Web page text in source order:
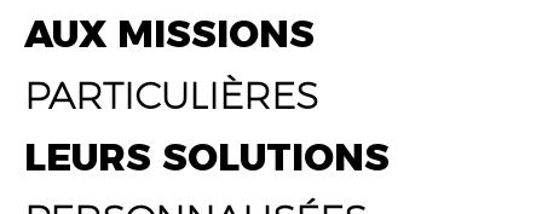
AUX MISSIONS
PARTICULIÈRES
LEURS SOLUTIONS